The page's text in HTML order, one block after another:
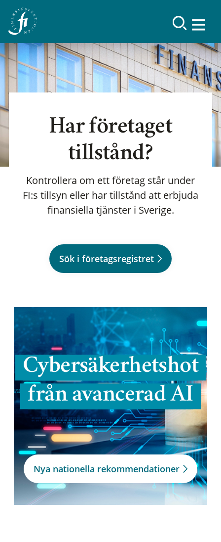
Har företaget
tillstånd?
Kontrollera om ett företag står under
FI:s tillsyn eller har tillstånd att erbjuda
finansiella tjänster i Sverige.
Sök i företagsregistret
Cybersäkerhetshot
från avancerad AI
Nya nationella rekommendationer